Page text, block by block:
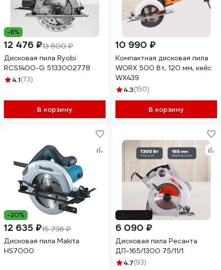
-8%
12 476 ₽13 600 ₽
Дисковая пила Ryobi
RCS1400-G 5133002778
4.1(73)
В корзину
10 990 ₽
Компактная дисковая пила
WORX 500 Вт, 120 мм, кейс
WX439
4.3(150)
В корзину
-20%
12 635 ₽15 796 ₽
Дисковая пила Makita
HS7000
6 090 ₽
Дисковая пила Ресанта
ДП-165/1300 75/11/1
4.7(93)